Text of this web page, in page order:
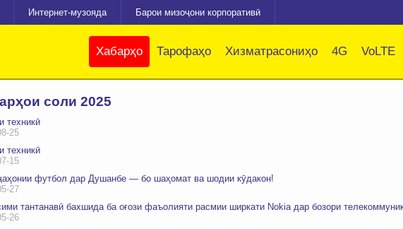
Интернет-музояда Барои мизоҷони корпоративӣ
Хабарҳо Тарофаҳо Хизматрасониҳо 4G VoLTE
соли 2025
техникӣ
25
техникӣ
15
футбол дар Душанбе — бо шаҳомат ва шодии кӯдакон!
27
тантанавӣ бахшида ба оғози фаъолияти расмии ширкати Nokia дар бозори
26